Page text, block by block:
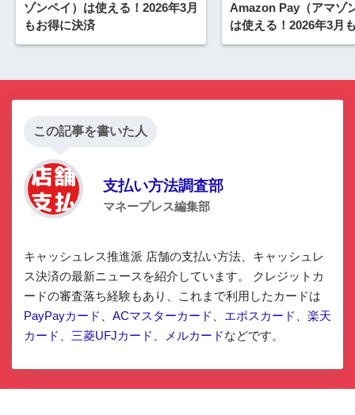
ゾンペイ）は使える！2026年3月
もお得に決済
Amazon Pay（アマゾ
は使える！2026年3月
済
この記事を書いた人
支払い方法調査部
マネープレス編集部
キャッシュレス推進派 店舗の支払い方法、キャッシュレ
ス決済の最新ニュースを紹介しています。 クレジットカ
ードの審査落ち経験もあり、これまで利用したカードは
PayPayカード 、 ACマスターカード 、 エポスカード 、 楽天
カード 、 三菱UFJカード 、 メルカードなどです。